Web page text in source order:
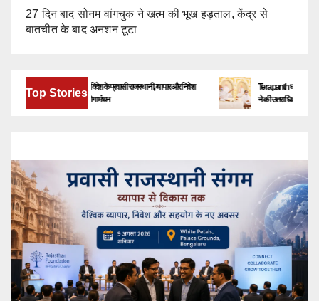
27 दिन बाद सोनम वांगचुक ने खत्म की भूख हड़ताल, केंद्र से
बातचीत के बाद अनशन टूटा
Top Stories
बेंगलूरु में जुटेंगे देश-विदेश के प्रवासी राजस्थानी, व्यापार और निवेश
के नए अवसरों पर होगा मंथन
Terapanth धर्मसंघ को मिला
ने की उत्तराधिकारी की घोषणा